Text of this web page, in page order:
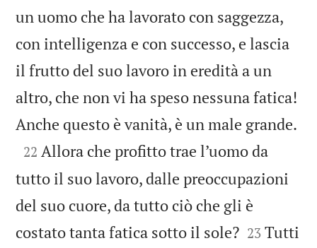
un uomo che ha lavorato con saggezza,
con intelligenza e con successo, e lascia
il frutto del suo lavoro in eredità a un
altro, che non vi ha speso nessuna fatica!
Anche questo è vanità, è un male grande.

22 Allora che profitto trae l’uomo da
tutto il suo lavoro, dalle preoccupazioni
del suo cuore, da tutto ciò che gli è
costato tanta fatica sotto il sole?
23 Tutti